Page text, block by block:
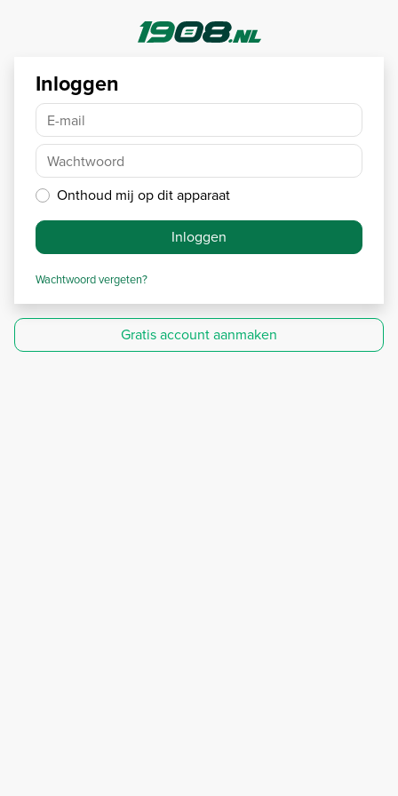
Inloggen
E-mail
Wachtwoord
Onthoud mij op dit apparaat
Inloggen
Wachtwoord vergeten?
Gratis account aanmaken